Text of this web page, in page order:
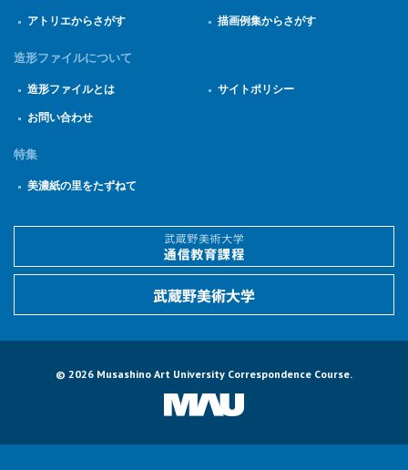
アトリエからさがす 描画例集からさがす
造形ファイルについて
造形ファイルとは サイトポリシー
お問い合わせ
特集
美濃紙の里をたずねて
© 2026 Musashino Art University Correspondence Course.